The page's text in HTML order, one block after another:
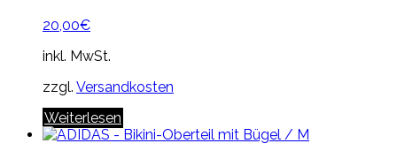
20,00€
inkl. MwSt.
zzgl. Versandkosten
Weiterlesen